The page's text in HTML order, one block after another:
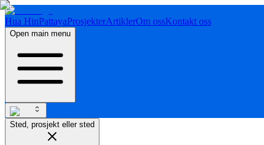
Hua HinPattayaProsjekterArtiklerOm ossKontakt oss
Open main menu
Sted, prosjekt eller sted